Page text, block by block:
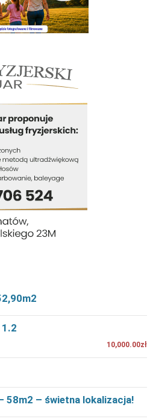
10,000.00zł
58m2 – świetna lokalizacja!